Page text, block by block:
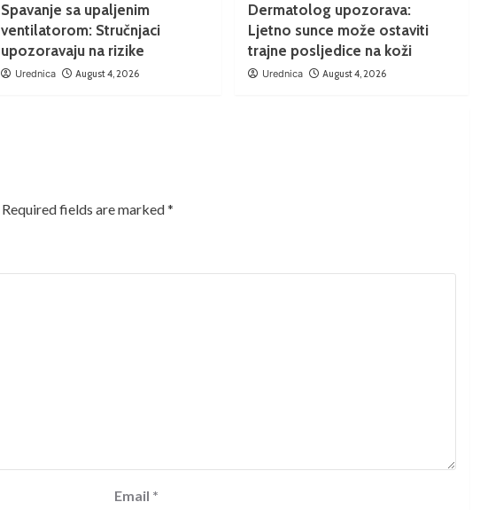
Spavanje sa upaljenim
ventilatorom: Stručnjaci
upozoravaju na rizike
Urednica August 4, 2026
Dermatolog upozorava:
Ljetno sunce može ostaviti
trajne posljedice na koži
Urednica August 4, 2026
Required fields are marked*
Email *